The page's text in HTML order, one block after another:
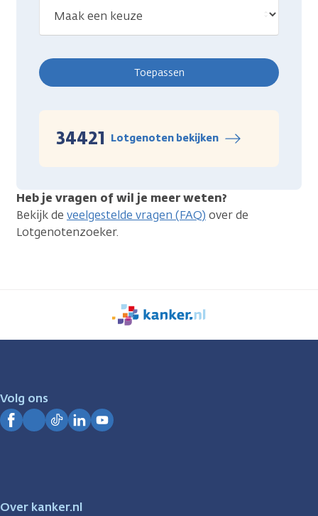
Toepassen
34421 Lotgenoten bekijken
Heb je vragen of wil je meer weten?
Bekijk de veelgestelde vragen (FAQ) over de
Lotgenotenzoeker.
We
zijn
Volg ons
Over kanker.nl